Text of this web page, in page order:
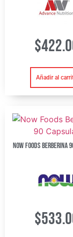
$
Añadir al
Now Foods Berberina
$